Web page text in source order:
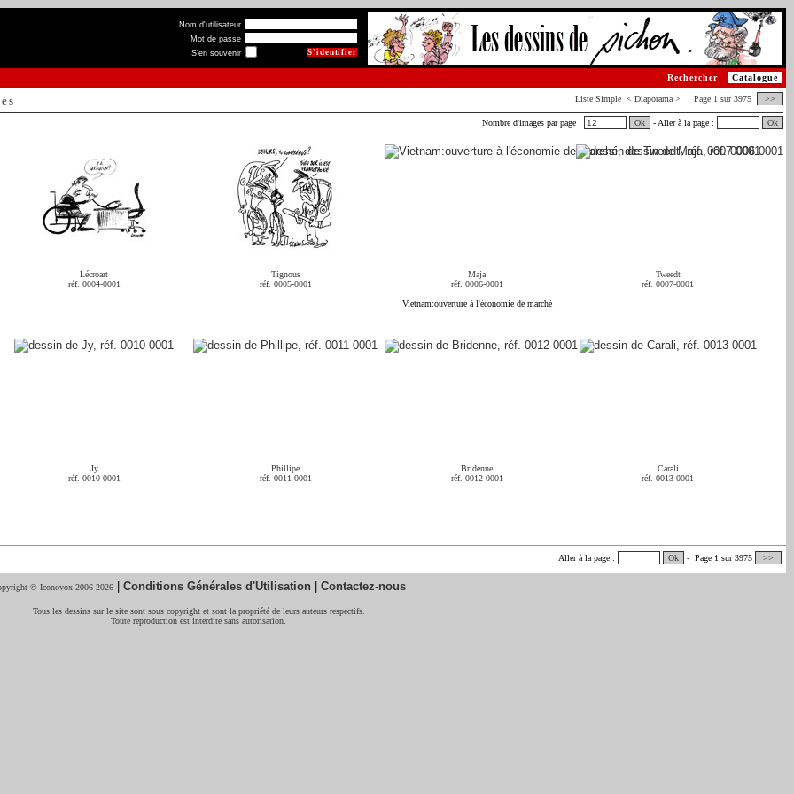
Nom d'utilisateur
Mot de passe
S'en souvenir
Catalogue
Rechercher
Liste Simple < Diaporama > Page 1 sur 3975 >>
Nombre d'images par page : Ok - Aller à la page : Ok
Lécroart
réf. 0004-0001
Tignous
réf. 0005-0001
Maja
réf. 0006-0001
Vietnam:ouverture à l'économie de marché
Tweedt
réf. 0007-0001
Jy
réf. 0010-0001
Phillipe
réf. 0011-0001
Bridenne
réf. 0012-0001
Carali
réf. 0013-0001
Aller à la page : Ok - Page 1 sur 3975 >>
© Iconovox 2006-2026 | Conditions Générales d'Utilisation | Contactez-nous
Tous les dessins sur le site sont sous copyright et sont la propriété de leurs auteurs respectifs.
Toute reproduction est interdite sans autorisation.